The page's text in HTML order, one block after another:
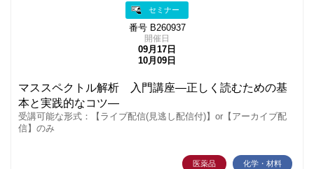
セミナー
番号 B260937
開催日
09月17日
10月09日
マススペクトル解析 入門講座―正しく読むための基
本と実践的なコツ―
受講可能な形式：【ライブ配信(見逃し配信付)】or【アーカイブ配
信】のみ
医薬品 化学・材料